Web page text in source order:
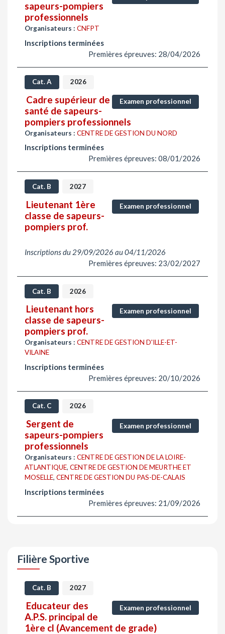
sapeurs-pompiers
professionnels
Organisateurs : CNFPT
Inscriptions terminées
Premières épreuves: 28/04/2026
Cat. A 2026
Examen professionnel
Cadre supérieur de
santé de sapeurs-
pompiers professionnels
Organisateurs : CENTRE DE GESTION DU NORD
Inscriptions terminées
Premières épreuves: 08/01/2026
Cat. B 2027
Examen professionnel
Lieutenant 1ère
classe de sapeurs-
pompiers prof.
Inscriptions du 29/09/2026 au 04/11/2026
Premières épreuves: 23/02/2027
Cat. B 2026
Examen professionnel
Lieutenant hors
classe de sapeurs-
pompiers prof.
Organisateurs : CENTRE DE GESTION D'ILLE-ET-
VILAINE
Inscriptions terminées
Premières épreuves: 20/10/2026
Cat. C 2026
Examen professionnel
Sergent de
sapeurs-pompiers
professionnels
Organisateurs : CENTRE DE GESTION DE LA LOIRE-
ATLANTIQUE, CENTRE DE GESTION DE MEURTHE ET
MOSELLE, CENTRE DE GESTION DU PAS-DE-CALAIS
Inscriptions terminées
Premières épreuves: 21/09/2026
Filière Sportive
Cat. B 2027
Examen professionnel
Educateur des
A.P.S. principal de
1ère cl (Avancement de grade)